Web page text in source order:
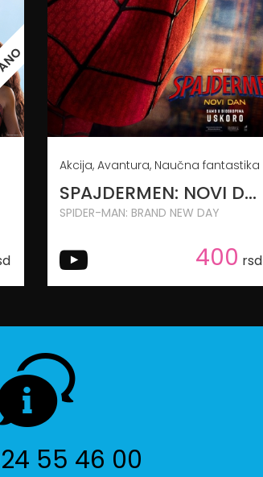
Akcija, Avantura, Naučna fantastika
SPAJDERMEN: NOVI DAN
SPIDER-MAN: BRAND NEW DAY
400 rsd
55 46 00